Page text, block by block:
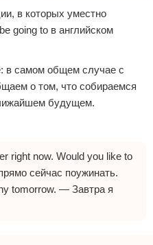
в которых уместно
going to в английском
в самом общем случае с
о том, что собираемся
будущем.
right now. Would you like to
сейчас поужинать.
tomorrow. — Завтра я